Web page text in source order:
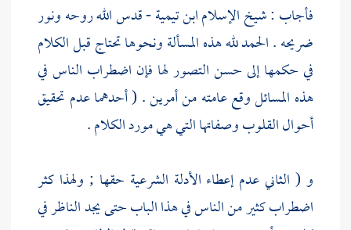
فأجاب : شيخ الإسلامابن تيمية- قدس الله روحه ونور
ضريحه . الحمد لله هذه المسألة ونحوها تحتاج قبل الكلام
في حكمها إلى حسن التصور لها فإن اضطراب الناس في
هذه المسائل وقع عامته من أمرين . ( أحدهما عدم تحقيق
أحوال القلوب وصفاتها التي هي مورد الكلام .
و ( الثاني عدم إعطاء الأدلة الشرعية حقها ; ولهذا كثر
اضطراب كثير من الناس في هذا الباب حتى يجد الناظر في